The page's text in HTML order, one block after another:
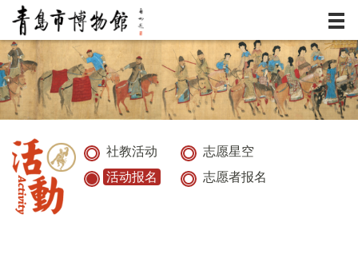
服务
资讯
展览
典藏
社教活动
志愿星空
活动报名
志愿者报名